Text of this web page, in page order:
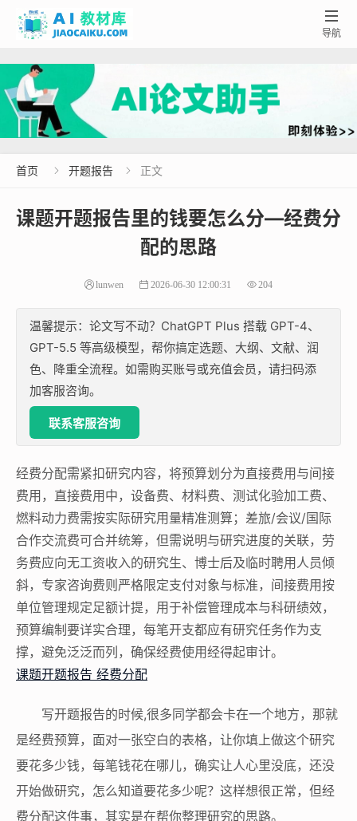

导航
首页  开题报告  正文
课题开题报告里的钱要怎么分—经费分
配的思路
lunwen 2026-06-30 12:00:31 204
温馨提示：论文写不动？ChatGPT Plus 搭载 GPT-4、
GPT-5.5 等高级模型，帮你搞定选题、大纲、文献、润
色、降重全流程。如需购买账号或充值会员，请扫码添
加客服咨询。
联系客服咨询
经费分配需紧扣研究内容，将预算划分为直接费用与间接
费用，直接费用中，设备费、材料费、测试化验加工费、
燃料动力费需按实际研究用量精准测算；差旅/会议/国际
合作交流费可合并统筹，但需说明与研究进度的关联，劳
务费应向无工资收入的研究生、博士后及临时聘用人员倾
斜，专家咨询费则严格限定支付对象与标准，间接费用按
单位管理规定足额计提，用于补偿管理成本与科研绩效，
预算编制要详实合理，每笔开支都应有研究任务作为支
撑，避免泛泛而列，确保经费使用经得起审计。
课题开题报告 经费分配
写开题报告的时候,很多同学都会卡在一个地方，那就
是经费预算，面对一张空白的表格，让你填上做这个研究
要花多少钱，每笔钱花在哪儿，确实让人心里没底，还没
开始做研究，怎么知道要花多少呢？这样想很正常，但经
费分配这件事，其实是在帮你整理研究的思路。